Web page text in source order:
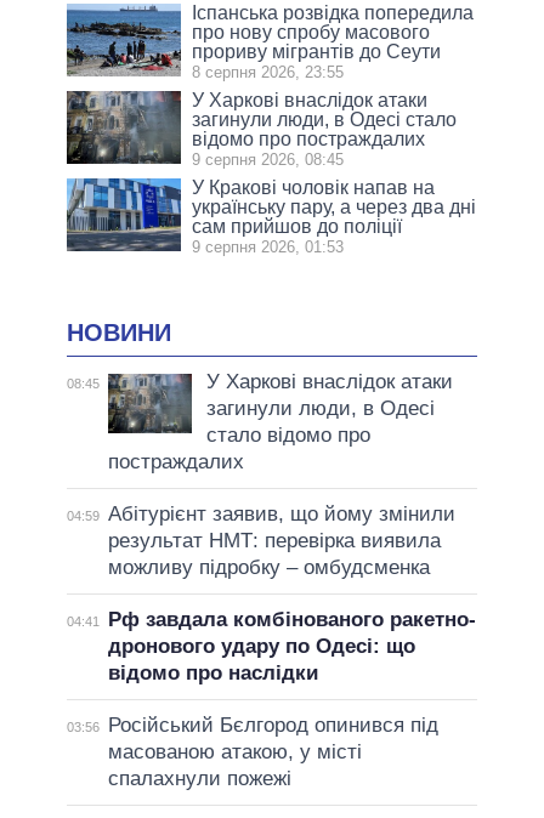
Іспанська розвідка попередила
про нову спробу масового
прориву мігрантів до Сеути
8 серпня 2026, 23:55
У Харкові внаслідок атаки
загинули люди, в Одесі стало
відомо про постраждалих
9 серпня 2026, 08:45
У Кракові чоловік напав на
українську пару, а через два дні
сам прийшов до поліції
9 серпня 2026, 01:53
НОВИНИ
08:45
У Харкові внаслідок атаки
загинули люди, в Одесі
стало відомо про
постраждалих
04:59 Абітурієнт заявив, що йому змінили
результат НМТ: перевірка виявила
можливу підробку – омбудсменка
04:41
Рф завдала комбінованого ракетно-
дронового удару по Одесі: що
відомо про наслідки
03:56
Російський Бєлгород опинився під
масованою атакою, у місті
спалахнули пожежі